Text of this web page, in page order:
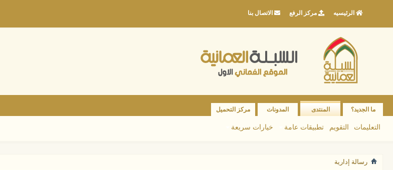
الرئيسيه مركز الرفع الاتصال بنا
ما الجديد؟ المنتدى
التعليمات التقويم تطبيقات عامة خيارات سريعة
المدونات مركز التحميل
رسالة إدارية